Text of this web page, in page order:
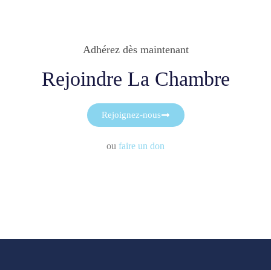
Adhérez dès maintenant
Rejoindre La Chambre
Rejoignez-nous
ou faire un don